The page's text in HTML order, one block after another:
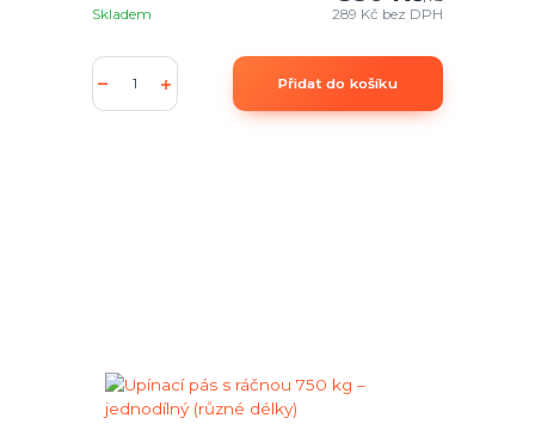
289 Kč bez DPH
Skladem
Přidat do košíku